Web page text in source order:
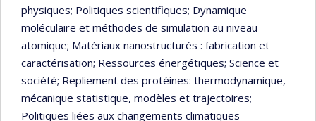
physiques; Politiques scientifiques; Dynamique
moléculaire et méthodes de simulation au niveau
atomique; Matériaux nanostructurés : fabrication et
caractérisation; Ressources énergétiques; Science et
société; Repliement des protéines: thermodynamique,
mécanique statistique, modèles et trajectoires;
Politiques liées aux changements climatiques